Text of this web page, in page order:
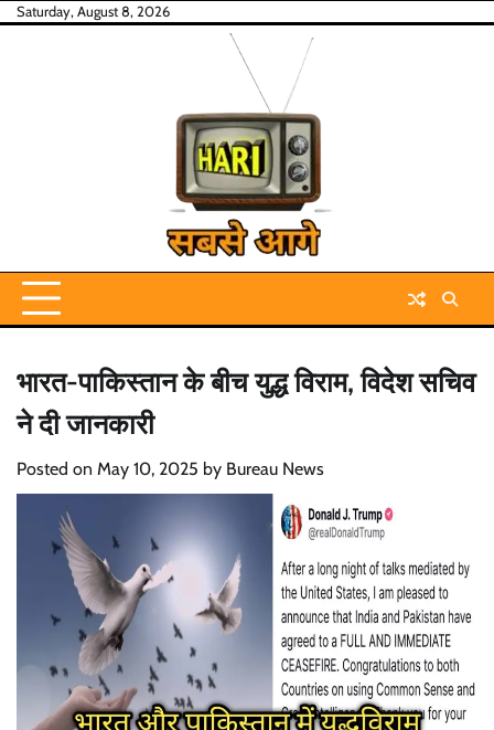
SkipSaturday, August 8, 2026
भारत-पाकिस्तान के बीच युद्ध विराम, विदेश सचिव
ने दी जानकारी
Posted on May 10, 2025 by Bureau News